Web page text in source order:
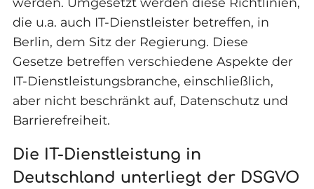
die u.a. auch IT-Dienstleister betreffen, in
Berlin, dem Sitz der Regierung. Diese
Gesetze betreffen verschiedene Aspekte der
IT-Dienstleistungsbranche, einschließlich,
aber nicht beschränkt auf, Datenschutz und
Barrierefreiheit.
Die IT-Dienstleistung in
Deutschland unterliegt der DSGVO